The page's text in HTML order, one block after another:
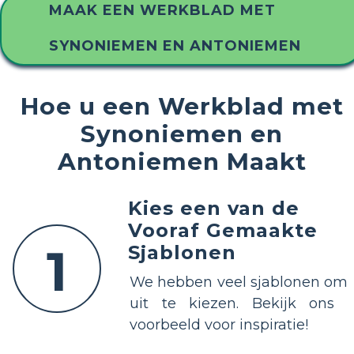
MAAK EEN WERKBLAD MET
SYNONIEMEN EN ANTONIEMEN
Hoe u een Werkblad met
Synoniemen en
Antoniemen Maakt
1
Kies een van de
Vooraf Gemaakte
Sjablonen
We hebben veel sjablonen om
uit te kiezen. Bekijk ons ​​
voorbeeld voor inspiratie!